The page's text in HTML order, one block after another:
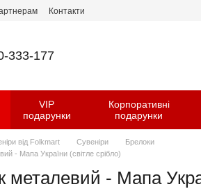
Контакти
333-177
VIP
подарунки
Корпоративні
подарунки
від Folkmart Сувеніри
Брелоки
- Мапа України (світле срібло)
металевий - Мапа